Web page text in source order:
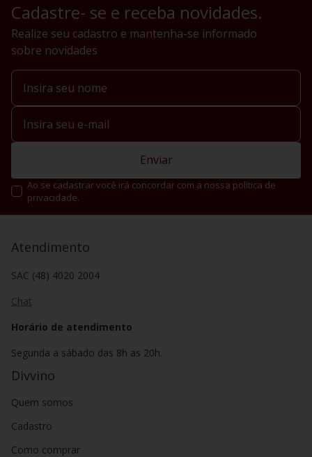
Cadastre- se e receba novidades.
Realize seu cadastro e mantenha-se informado
sobre novidades
Enviar
Ao se cadastrar você irá concordar com a nossa política de
privacidade.
Atendimento
SAC (48) 4020 2004
Chat
Horário de atendimento
Segunda a sábado das 8h as 20h.
Divvino
Quem somos
Cadastro
Como comprar